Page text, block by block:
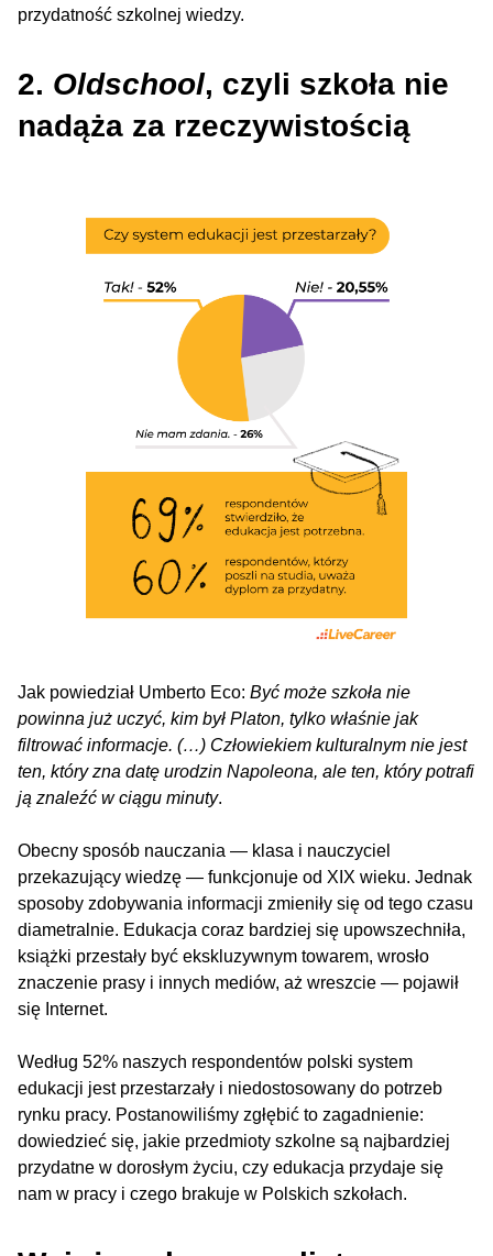
przydatność szkolnej wiedzy.
2. Oldschool, czyli szkoła nie
nadąża za rzeczywistością
Jak powiedział Umberto Eco: Być może szkoła nie
powinna już uczyć, kim był Platon, tylko właśnie jak
filtrować informacje. (…) Człowiekiem kulturalnym nie jest
ten, który zna datę urodzin Napoleona, ale ten, który potrafi
ją znaleźć w ciągu minuty.
Obecny sposób nauczania — klasa i nauczyciel
przekazujący wiedzę — funkcjonuje od XIX wieku. Jednak
sposoby zdobywania informacji zmieniły się od tego czasu
diametralnie. Edukacja coraz bardziej się upowszechniła,
książki przestały być ekskluzywnym towarem, wrosło
znaczenie prasy i innych mediów, aż wreszcie — pojawił
się Internet.
Według 52% naszych respondentów polski system
edukacji jest przestarzały i niedostosowany do potrzeb
rynku pracy. Postanowiliśmy zgłębić to zagadnienie:
dowiedzieć się, jakie przedmioty szkolne są najbardziej
przydatne w dorosłym życiu, czy edukacja przydaje się
nam w pracy i czego brakuje w Polskich szkołach.